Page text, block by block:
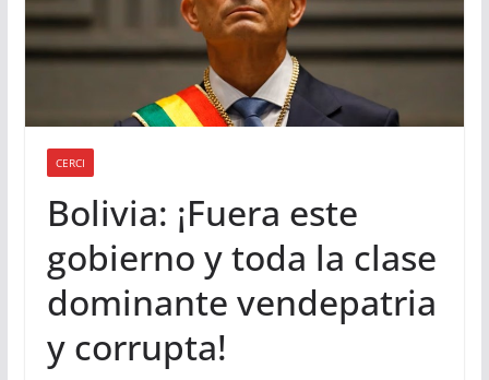
CERCI
Bolivia: ¡Fuera este
gobierno y toda la clase
dominante vendepatria
y corrupta!